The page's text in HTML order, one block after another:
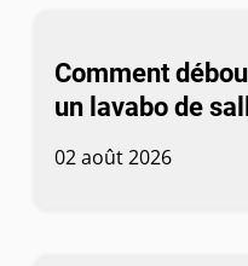
Comment
un lavabo de
02 août 2026